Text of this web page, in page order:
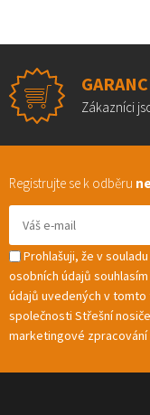
Zákazníci
Registrujte se k odběru
Prohlašuji, že v
osobních údajů
údajů uvedených v
společnosti Střešní
marketingové